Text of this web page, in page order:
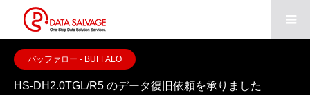
バッファロー - BUFFALO
HS-DH2.0TGL/R5 のデータ復旧依頼を承りました